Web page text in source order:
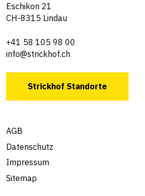
Eschikon 21
CH-8315 Lindau
+41 58 105 98 00
info@strickhof.ch
Strickhof Standorte
AGB
Datenschutz
Impressum
Sitemap